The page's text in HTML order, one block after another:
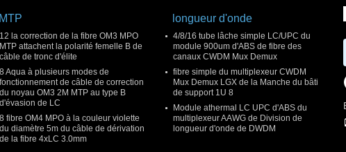
MTP
12 la correction de la fibre OM3 MPO
MTP attachent la polarité femelle B de
câble de tronc d'élite
8 Aqua à plusieurs modes de
fonctionnement de câble de correction
du noyau OM3 2M MTP au type B
d'évasion de LC
8 fibre OM4 MPO à la couleur violette
du diamètre 5m du câble de dérivation
de la fibre 4xLC 3.0mm
longueur d'onde
4/8/16 tube lâche simple LC/UPC du
module 900um d'ABS de fibre des
canaux CWDM Mux Demux
fibre simple du multiplexeur CWDM
Mux Demux LGX de la Manche du bâti
de support 1U 8
Module athermal LC UPC d'ABS du
multiplexeur AAWG de Division de
longueur d'onde de DWDM